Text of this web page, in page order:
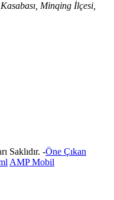
Minqing İlçesi,
Saklıdır. -Öne Çıkan
AMP Mobil